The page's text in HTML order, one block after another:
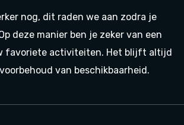
nog, dit raden we aan zodra je
deze manier ben je zeker van een
favoriete activiteiten. Het blijft altijd
van beschikbaarheid.